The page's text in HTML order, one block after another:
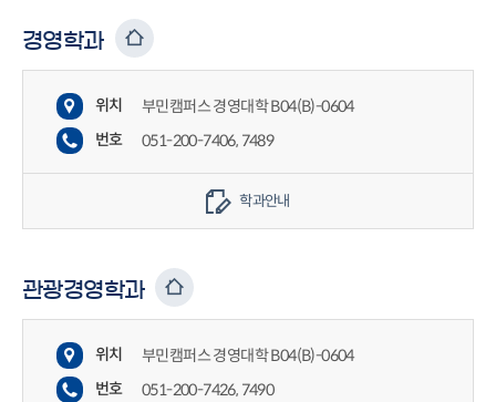
경영학과
위치
부민캠퍼스 경영대학 B04(B)-0604
번호
051-200-7406, 7489
학과안내
관광경영학과
위치
부민캠퍼스 경영대학 B04(B)-0604
번호
051-200-7426, 7490